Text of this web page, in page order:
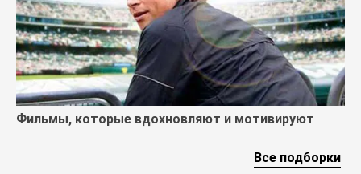
Фильмы, которые вдохновляют и мотивируют
Все подборки